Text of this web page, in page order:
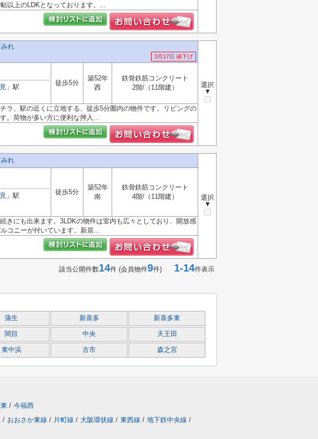
以上のLDKとなっております。...
れ
3月17日 値下げ
選択
▼
」駅
徒歩5分
築52年
西
鉄骨鉄筋コンクリート
2階/（11階建）
ラ。駅の近くに立地する、徒歩5分圏内の物件です。リビングの
。荷物が多い方に便利な押入...
れ
選択
▼
」駅 徒歩5分
築52年
南
鉄骨鉄筋コンクリート
4階/（11階建）
きにも出来ます。3LDKの物件は室内も広々としており、開放感
コニーが付いています。新居...
該当公開件数14件 (会員物件9件) 1-14件表示
蒲生 新喜多 新喜多東
関目 中央 天王田
東中浜 古市 森之宮
/ 今福西
/ おおさか東線 / 片町線 / 大阪環状線 / 東西線 / 地下鉄中央線 /